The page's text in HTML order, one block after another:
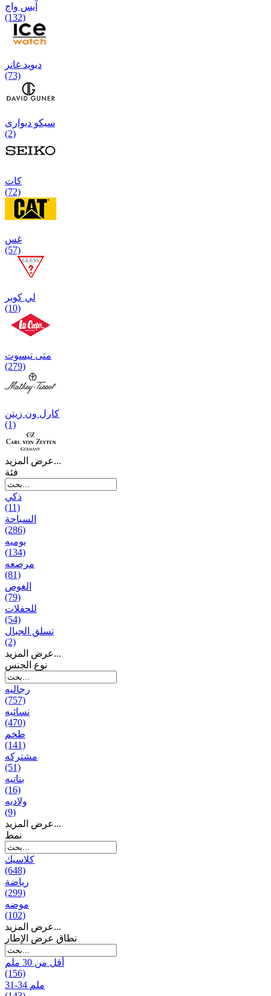
آیس واج
(132)
دیوید غانر
(73)
سیکو دیواری
(2)
كات
(72)
غس
(57)
لي كوبر
(10)
متی تیسوت
(279)
کارل ون زیتن
(1)
عرض المزيد...
فئة
ذكي
(11)
السباحة
(286)
يومیه
(134)
مرصعه
(81)
الغوص
(79)
للحفلات
(54)
تسلق الجبال
(2)
عرض المزيد...
نوع الجنس
رجالیه
(757)
نسائیه
(470)
طخم
(141)
مشتركه
(51)
بناتیه
(16)
ولادیه
(9)
عرض المزيد...
نمط
كلاسيك
(648)
رياضة
(299)
موضه
(102)
عرض المزيد...
نطاق عرض الإطار
أقل من 30 ملم
(156)
31-34 ملم